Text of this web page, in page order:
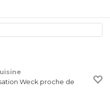
Weck proche de